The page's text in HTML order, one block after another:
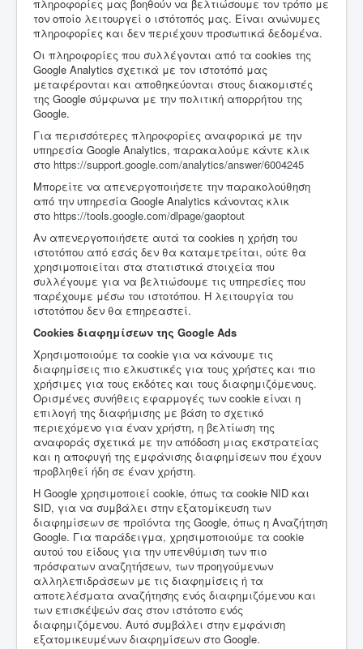
πληροφορίες μας βοηθούν να βελτιώσουμε τον τρόπο με
τον οποίο λειτουργεί ο ιστότοπός μας. Είναι ανώνυμες
πληροφορίες και δεν περιέχουν προσωπικά δεδομένα.
Οι πληροφορίες που συλλέγονται από τα cookies της
Google Analytics σχετικά με τον ιστοτόπό μας
μεταφέρονται και αποθηκεύονται στους διακομιστές
της Google σύμφωνα με την πολιτική απορρήτου της
Google.
Για περισσότερες πληροφορίες αναφορικά με την
υπηρεσία Google Analytics, παρακαλούμε κάντε κλικ
στο https://support.google.com/analytics/answer/6004245
Μπορείτε να απενεργοποιήσετε την παρακολούθηση
από την υπηρεσία Google Analytics κάνοντας κλικ
στο https://tools.google.com/dlpage/gaoptout
Αν απενεργοποιήσετε αυτά τα cookies η χρήση του
ιστοτόπου από εσάς δεν θα καταμετρείται, ούτε θα
χρησιμοποιείται στα στατιστικά στοιχεία που
συλλέγουμε για να βελτιώσουμε τις υπηρεσίες που
παρέχουμε μέσω του ιστοτόπου. Η λειτουργία του
ιστοτόπου δεν θα επηρεαστεί.
Cookies διαφημίσεων της Google Ads
Χρησιμοποιούμε τα cookie για να κάνουμε τις
διαφημίσεις πιο ελκυστικές για τους χρήστες και πιο
χρήσιμες για τους εκδότες και τους διαφημιζόμενους.
Ορισμένες συνήθεις εφαρμογές των cookie είναι η
επιλογή της διαφήμισης με βάση το σχετικό
περιεχόμενο για έναν χρήστη, η βελτίωση της
αναφοράς σχετικά με την απόδοση μιας εκστρατείας
και η αποφυγή της εμφάνισης διαφημίσεων που έχουν
προβληθεί ήδη σε έναν χρήστη.
Η Google χρησιμοποιεί cookie, όπως τα cookie NID και
SID, για να συμβάλει στην εξατομίκευση των
διαφημίσεων σε προϊόντα της Google, όπως η Αναζήτηση
Google. Για παράδειγμα, χρησιμοποιούμε τα cookie
αυτού του είδους για την υπενθύμιση των πιο
πρόσφατων αναζητήσεων, των προηγούμενων
αλληλεπιδράσεων με τις διαφημίσεις ή τα
αποτελέσματα αναζήτησης ενός διαφημιζόμενου και
των επισκέψεών σας στον ιστότοπο ενός
διαφημιζόμενου. Αυτό συμβάλει στην εμφάνιση
εξατομικευμένων διαφημίσεων στο Google.